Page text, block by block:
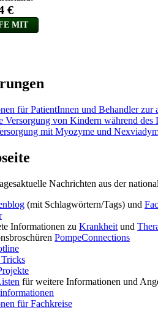
für PatientInnen und Behandler zur
Versorgung von Kindern während
mit Myozyme und
Nachrichten aus der
(mit Schlagwörtern/Tags) und
Informationen zu Krankheit und
PompeConnections
für weitere Informationen und
für Fachkreise